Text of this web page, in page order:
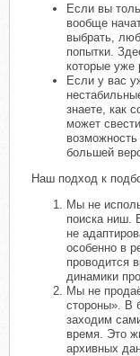
Если вы
вообще
выбрать,
попытки.
которые уже
Если у вас
знаете, как
может
большей
Наш подход к
Мы не
поиска ниш.
не
особенно в
проводится
динамики
Мы не
стороны». В
заходим
время. Это
архивных